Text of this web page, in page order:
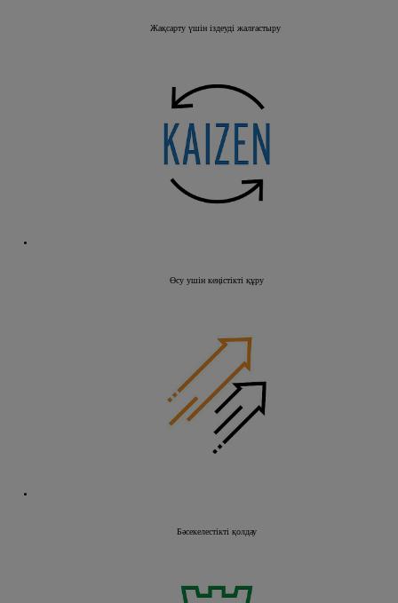
Жақсарту үшін іздеуді жалғастыру
Өсу ушін кеңістікті құру
Бәсекелестікті қолдау